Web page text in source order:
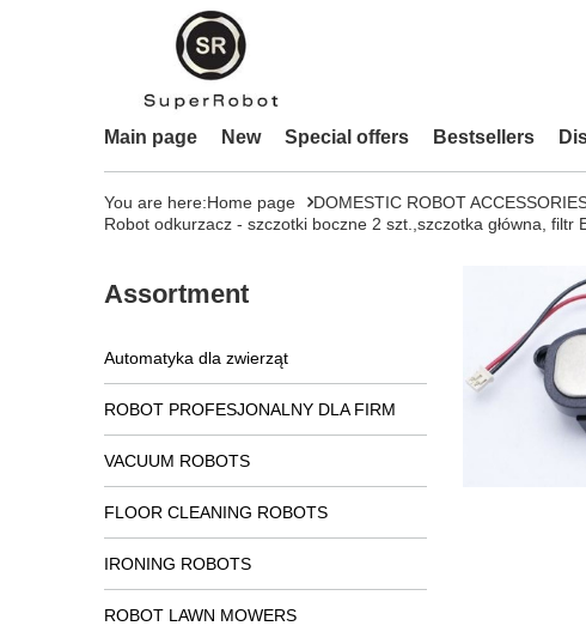
Main page New Special offers Bestsellers
You are here:Home page DOMESTIC ROBOT
Robot odkurzacz - szczotki boczne 2 szt.,szczotka główna,
Assortment
Automatyka dla zwierząt
ROBOT PROFESJONALNY DLA FIRM
VACUUM ROBOTS
FLOOR CLEANING ROBOTS
IRONING ROBOTS
ROBOT LAWN MOWERS